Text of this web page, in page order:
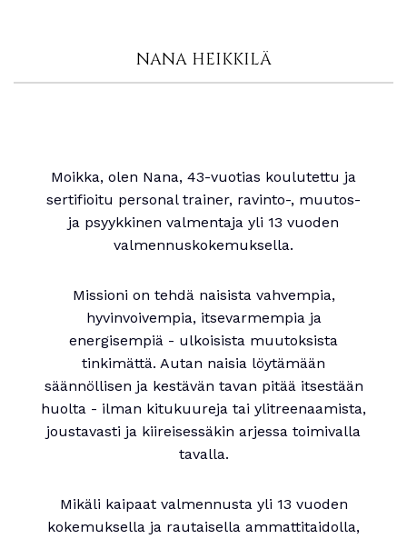
NANA HEIKKILÄ
Moikka, olen Nana, 43-vuotias koulutettu ja
sertifioitu personal trainer, ravinto-, muutos-
ja psyykkinen valmentaja yli 13 vuoden
valmennuskokemuksella.
Missioni on tehdä naisista vahvempia,
hyvinvoivempia, itsevarmempia ja
energisempiä - ulkoisista muutoksista
tinkimättä. Autan naisia löytämään
säännöllisen ja kestävän tavan pitää itsestään
huolta - ilman kitukuureja tai ylitreenaamista,
joustavasti ja kiireisessäkin arjessa toimivalla
tavalla.
Mikäli kaipaat valmennusta yli 13 vuoden
kokemuksella ja rautaisella ammattitaidolla,